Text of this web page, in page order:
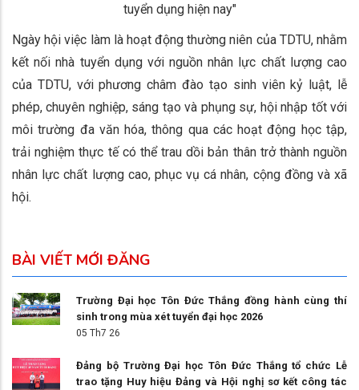
tuyển dụng hiện nay"
Ngày hội việc làm là hoạt động thường niên của TDTU, nhằm
kết nối nhà tuyển dụng với nguồn nhân lực chất lượng cao
của TDTU, với phương châm đào tạo sinh viên kỷ luật, lễ
phép, chuyên nghiệp, sáng tạo và phụng sự, hội nhập tốt với
môi trường đa văn hóa, thông qua các hoạt động học tập,
trải nghiệm thực tế có thể trau dồi bản thân trở thành nguồn
nhân lực chất lượng cao, phục vụ cá nhân, cộng đồng và xã
hội.
BÀI VIẾT MỚI ĐĂNG
Trường Đại học Tôn Đức Thắng đồng hành cùng thí
sinh trong mùa xét tuyển đại học 2026
05 Th7 26
Đảng bộ Trường Đại học Tôn Đức Thắng tổ chức Lễ
trao tặng Huy hiệu Đảng và Hội nghị sơ kết công tác